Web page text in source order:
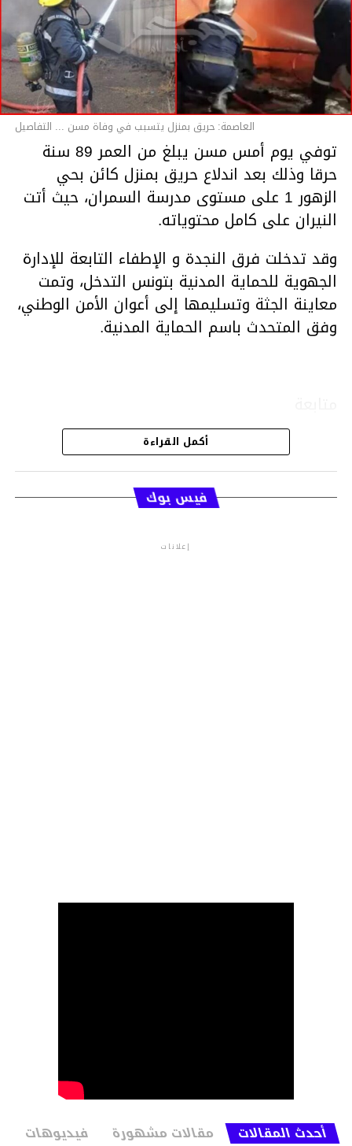
العاصمة: حريق بمنزل يتسبب في وفاة مسن ... التفاصيل
توفي يوم أمس مسن يبلغ من العمر 89 سنة
حرقا وذلك بعد اندلاع حريق بمنزل كائن بحي
الزهور 1 على مستوى مدرسة السمران، حيث أتت
النيران على كامل محتوياته.
وقد تدخلت فرق النجدة و الإطفاء التابعة للإدارة
الجهوية للحماية المدنية بتونس التدخل، وتمت
معاينة الجثة وتسليمها إلى أعوان الأمن الوطني،
وفق المتحدث باسم الحماية المدنية.
قسم الاخبار
أكمل القراءة
فيس بوك
إعلانات
أحدث المقالات مقالات مشهورة فيديوهات